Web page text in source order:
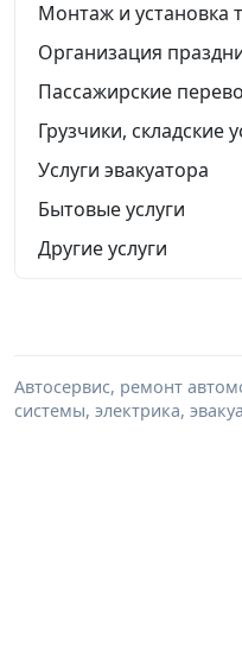
Монтаж и установка
Организация
Пассажирские
Грузчики, складские
Услуги эвакуатора
Бытовые услуги
Другие услуги
Автосервис, ремонт
системы, электрика,